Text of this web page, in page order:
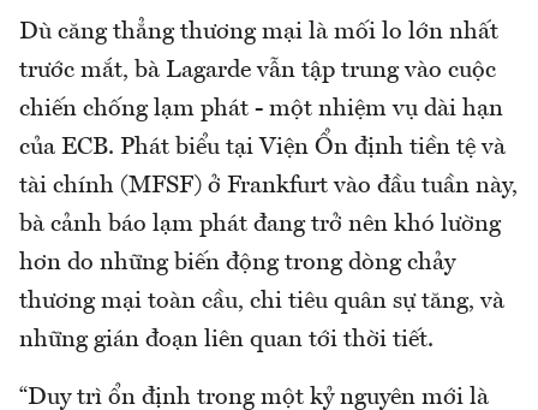
Dù căng thẳng thương mại là mối lo lớn nhất
trước mắt, bà Lagarde vẫn tập trung vào cuộc
chiến chống lạm phát - một nhiệm vụ dài hạn
của ECB. Phát biểu tại Viện Ổn định tiền tệ và
tài chính (MFSF) ở Frankfurt vào đầu tuần này,
bà cảnh báo lạm phát đang trở nên khó lường
hơn do những biến động trong dòng chảy
thương mại toàn cầu, chi tiêu quân sự tăng, và
những gián đoạn liên quan tới thời tiết.
“Duy trì ổn định trong một kỷ nguyên mới là